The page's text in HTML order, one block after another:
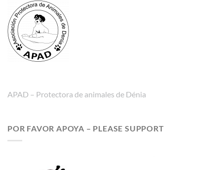
APAD – Protectora de animales de Dénia
POR FAVOR APOYA – PLEASE SUPPORT